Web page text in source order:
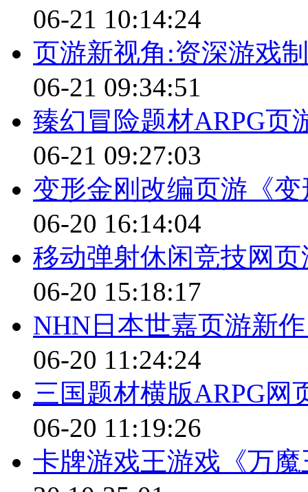
06-21 10:14:24
页游新视角:资深游戏
06-21 09:34:51
臻幻冒险题材ARPG页
06-21 09:27:03
变形金刚改编页游《
06-20 16:14:04
移动弹射休闲竞技网
06-20 15:18:17
NHN日本世嘉页游新
06-20 11:24:24
三国题材横版ARPG网
06-20 11:19:26
卡牌游戏王游戏《万